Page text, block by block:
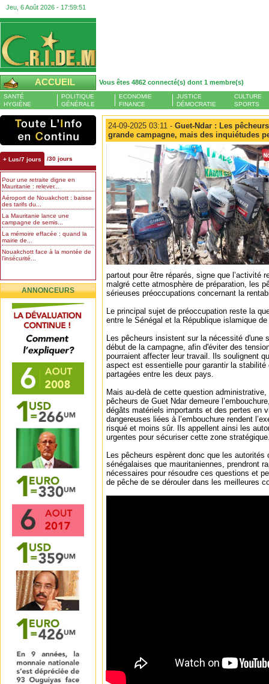
Jeu, 6 Août 2026 - 17:59:51
ACCUEIL Vous êtes 4862 connecté(s) dont 1 membre(s)
SANTÉ
HYGIÈNE
POLITIQUE
GÉNÉRALE
ECONOMIE
FINANCE
JUSTICE
DÉMOCRATIE
CULTURE
SPORTS
+ Lus/7 jours /30 jours
Pour une retraite digne en
Mauritanie : relever...
Aéroport de Nouakchott : baisse
des tarifs du...
La Mauritanie lance une
campagne de semis...
La mémoire effacée : quand la
mairie de...
Nouakchott face à la montée de
l’insécurité...
ANNONCEURS
24-09-2025 03:11 - Guet-Ndar : Les
grande campagne, mais des inquiétudes
partout pour être réparés, signe que l’activité
malgré cette atmosphère de préparation, les
sérieuses préoccupations concernant la
Le principal sujet de préoccupation reste la
entre le Sénégal et la République islamique
Les pêcheurs insistent sur la nécessité d'une
début de la campagne, afin d'éviter des
pourraient affecter leur travail. Ils soulignent
aspect est essentielle pour garantir la stabilité
partagées entre les deux pays.
Mais au-delà de cette question
pêcheurs de Guet Ndar demeure
dégâts matériels importants et des pertes en
dangereuses liées à l’embouchure rendent
risqué et moins sûr. Ils appellent ainsi les
urgentes pour sécuriser cette zone
Les pêcheurs espèrent donc que les autorités
sénégalaises que mauritaniennes, prendront
nécessaires pour résoudre ces questions et
de pêche de se dérouler dans les meilleures